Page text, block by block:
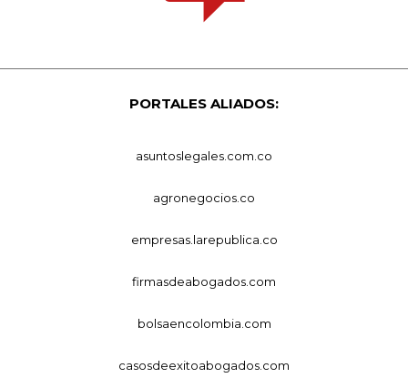
PORTALES ALIADOS:
asuntoslegales.com.co
agronegocios.co
empresas.larepublica.co
firmasdeabogados.com
bolsaencolombia.com
casosdeexitoabogados.com